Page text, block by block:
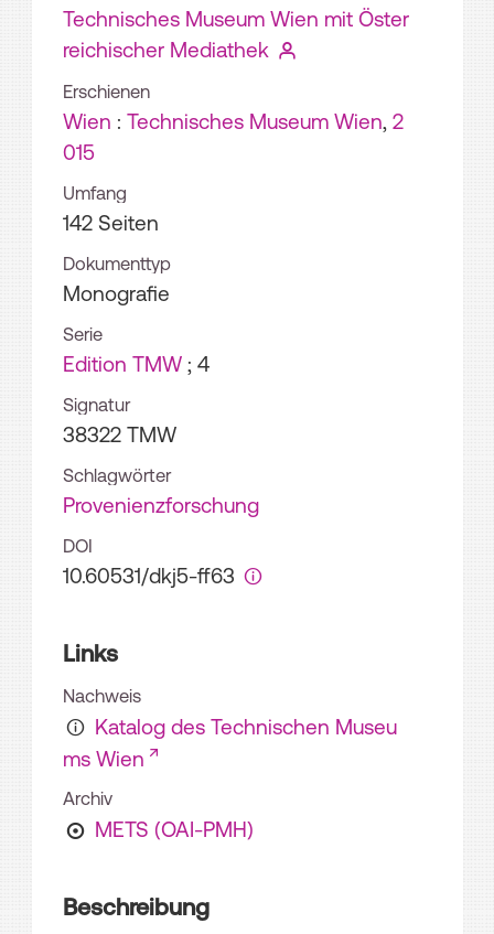
Technisches Museum Wien mit Öster
reichischer Mediathek
Erschienen
Wien : Technisches Museum Wien, 2
015
Umfang
142 Seiten
Dokumenttyp
Monografie
Serie
Edition TMW ; 4
Signatur
38322 TMW
Schlagwörter
Provenienzforschung
DOI
10.60531/dkj5-ff63
Links
Nachweis
Katalog des Technischen Museu
ms Wien
Archiv
METS (OAI-PMH)
Beschreibung